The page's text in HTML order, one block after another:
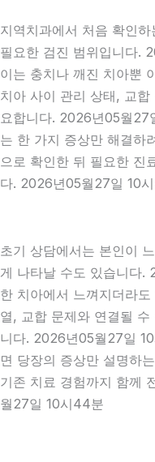
지역치과에서 처음 확인
필요한 검진 범위입니다.
이는 충치나 깨진 치아뿐
치아 사이 관리 상태, 교
요합니다. 2026년05월27
는 한 가지 증상만 해결하
으로 확인한 뒤 필요한 진
다. 2026년05월27일 10
초기 상담에서는 본인이
게 나타날 수도 있습니다
한 치아에서 느껴지더라
열, 교합 문제와 연결될
니다. 2026년05월27일
면 당장의 증상만 설명하
기존 치료 경험까지 함께
월27일 10시44분